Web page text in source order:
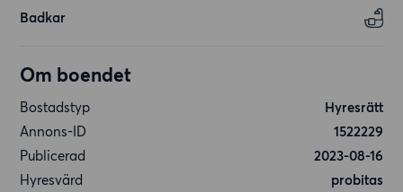
Badkar
Om boendet
Bostadstyp
Hyresrätt
Annons-ID
1522229
Publicerad
2023-08-16
Hyresvärd
probitas